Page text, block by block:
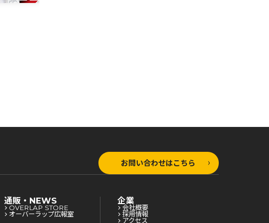
お問い合わせはこちら
通販・NEWS
OVERLAP STORE
オーバーラップ広報室
企業
会社概要
採用情報
アクセス